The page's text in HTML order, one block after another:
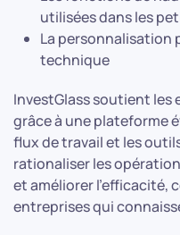
utilisées dans les
La personnalisation
technique
InvestGlass soutient les
grâce à une plateforme
flux de travail et les
rationaliser les
et améliorer l'efficacité,
entreprises qui